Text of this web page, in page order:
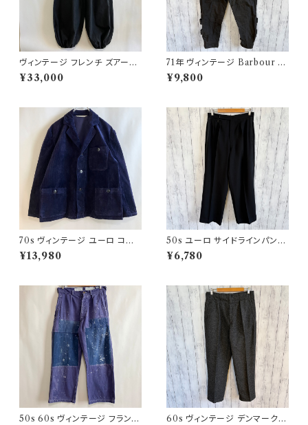
ヴィンテージ フレンチ ズアーブ
パンツ ミリタリー フランス軍 フ
レンチアンティーク
¥33,000
71年 ヴィンテージ Barbour 黄
タグ インターナショナルパンツ
オイルドパンツ Barbour
¥9,800
70s ヴィンテージ ユーロ コー
デュロイ セットアップ ビンテー
ジ
¥13,980
50s ユーロ サイドラインパンツ
ウールパンツ ワイドスラックドレ
スパンツ
¥6,780
50s 60s ヴィンテージ フランス
60s ヴィンテージ デンマーク軍